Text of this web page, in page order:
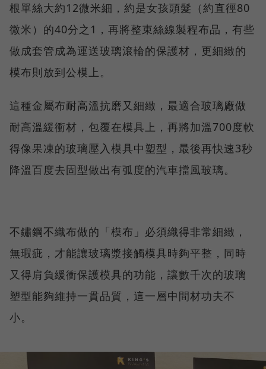
根單絲大約12微米細，約是女孩頭髮（約直徑80
微米）的40分之1，再將整束絲線製程布品，有些
做成套管成為運送玻璃滾輪的保護材，更細緻的
模布則放到公模上。
這種金屬布耐高溫抗磨又細緻，最適合玻璃廠做
耐高溫緩衝材，包覆在模具上，再將加溫700度軟
得像果凍的玻璃壓入模具中塑型，最後再快速3秒
降溫百度去固型做出有弧度的汽車擋風玻璃。
不鏽鋼不織布做的「模布」必須織得非常細緻，
無瑕疵，才能讓玻璃漿接觸模具時夠平整，同時
又得肩負緩衝保護模具的功能，讓數千次的玻璃
塑型能夠維持一貫品質，這一層中間材功夫不
小。